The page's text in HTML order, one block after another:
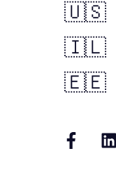
🇺🇸
🇮🇱
🇪🇪